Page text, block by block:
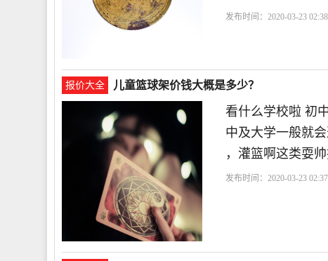
发布时间：2020-03-23
报价大全 儿童篮球架价钱大概是多少？
看什么学校啦 初
中及大学一般就
，灌篮啊这类耍
发布时间：2020-03-23